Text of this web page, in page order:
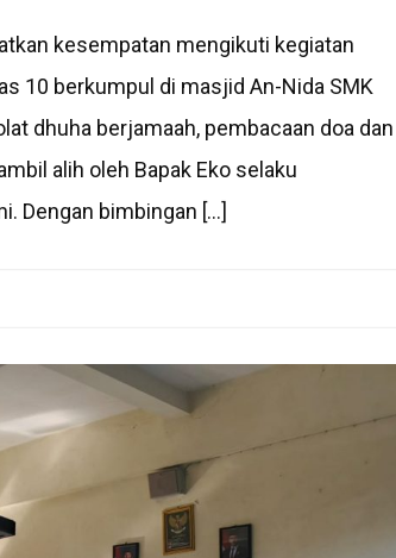
kesempatan mengikuti kegiatan
10 berkumpul di masjid An-Nida SMK
dhuha berjamaah, pembacaan doa dan
alih oleh Bapak Eko selaku
Dengan bimbingan […]